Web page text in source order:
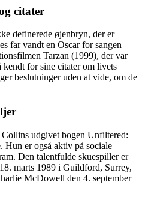
citater
definerede øjenbryn, der er
far vandt en Oscar for sangen
Tarzan (1999), der var
for sine citater om livets
beslutninger uden at vide, om de
udgivet bogen Unfiltered:
Hun er også aktiv på sociale
Den talentfulde skuespiller er
marts 1989 i Guildford, Surrey,
McDowell den 4. september